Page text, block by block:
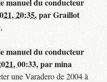
20:35,parGraillot
manuel du conducteur
00:33,parmina
une Varadero de 2004 à